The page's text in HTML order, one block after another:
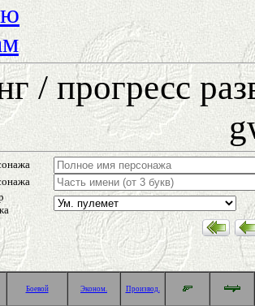
/ прогресс
Боевой Эконом. Производ.